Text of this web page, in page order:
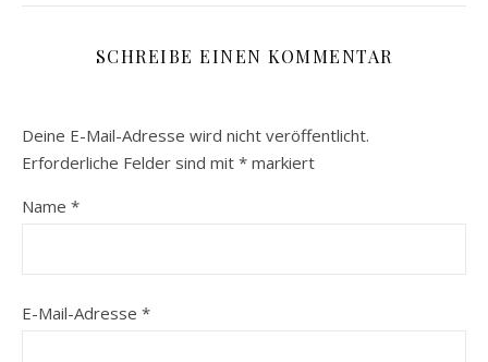
SCHREIBE EINEN KOMMENTAR
Deine E-Mail-Adresse wird nicht veröffentlicht.
Erforderliche Felder sind mit * markiert
Name *
E-Mail-Adresse *